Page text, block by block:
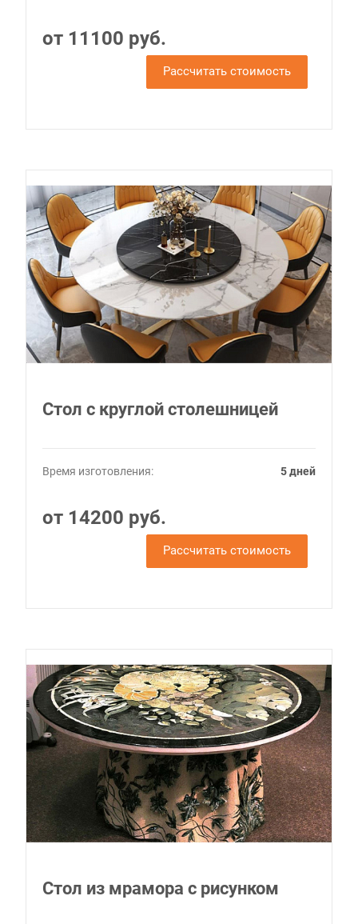
от 11100 руб.
Рассчитать стоимость
Стол с круглой столешницей
Время изготовления: 5 дней
от 14200 руб.
Рассчитать стоимость
Стол из мрамора с рисунком